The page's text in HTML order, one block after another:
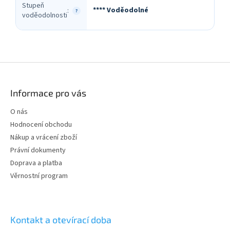
?
Stupeň
voděodolnosti: **** Voděodolné
Informace pro vás
O nás
Hodnocení obchodu
Nákup a vrácení zboží
Právní dokumenty
Doprava a platba
Věrnostní program
Kontakt a otevírací doba